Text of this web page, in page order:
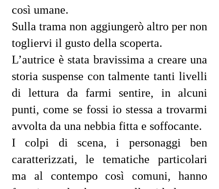
così umane.
Sulla trama non aggiungerò altro per non
togliervi il gusto della scoperta.
L’autrice è stata bravissima a creare una
storia suspense con talmente tanti livelli
di lettura da farmi sentire, in alcuni
punti, come se fossi io stessa a trovarmi
avvolta da una nebbia fitta e soffocante.
I colpi di scena, i personaggi ben
caratterizzati, le tematiche particolari
ma al contempo così comuni, hanno